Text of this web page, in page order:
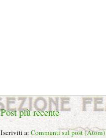
Post più recente
Iscriviti a: Commenti sul post (Atom)